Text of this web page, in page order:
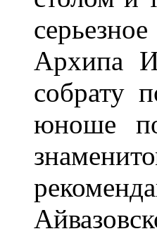
Архипа
собрату
юноше